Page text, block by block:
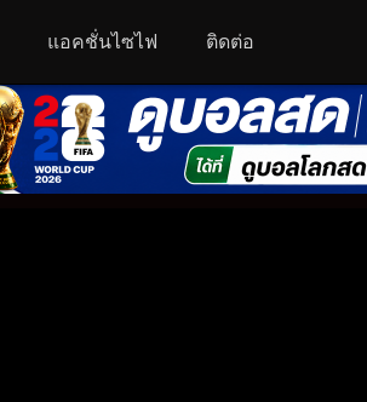
แอคชั่นไซไฟ ติดต่อ